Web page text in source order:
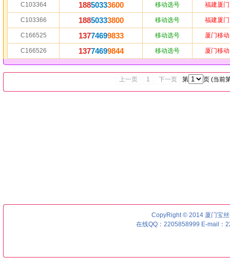
C103364 18850333600 移动选号 福建厦门
C103366 18850333800 移动选号 福建厦门
C166525 13774699833 移动选号 厦门移动
C166526 13774699844 移动选号 厦门移动
上一页 1 下一页 第 页 (当前
CopyRight © 2014 厦门宝
在线QQ：2205858999 E-mail：